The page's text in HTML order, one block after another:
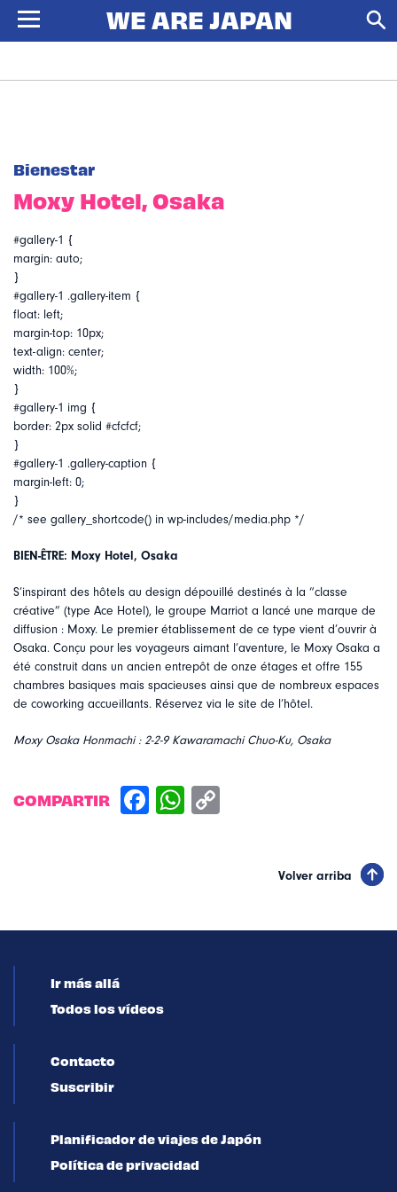
Bienestar
Moxy Hotel, Osaka
#gallery-1 {
margin: auto;
}
#gallery-1 .gallery-item {
float: left;
margin-top: 10px;
text-align: center;
width: 100%;
}
#gallery-1 img {
border: 2px solid #cfcfcf;
}
#gallery-1 .gallery-caption {
margin-left: 0;
}
/* see gallery_shortcode() in wp-includes/media.php */
BIEN-ÊTRE: Moxy Hotel, Osaka
S’inspirant des hôtels au design dépouillé destinés à la “classe
créative” (type Ace Hotel), le groupe Marriot a lancé une marque de
diffusion : Moxy. Le premier établissement de ce type vient d’ouvrir à
Osaka. Conçu pour les voyageurs aimant l’aventure, le Moxy Osaka a
été construit dans un ancien entrepôt de onze étages et offre 155
chambres basiques mais spacieuses ainsi que de nombreux espaces
de coworking accueillants. Réservez via le site de l’hôtel.
Moxy Osaka Honmachi : 2-2-9 Kawaramachi Chuo-Ku, Osaka
COMPARTIR
Volver arriba
Ir más allá
Todos los vídeos
Contacto
Suscribir
Planificador de viajes de Japón
Política de privacidad